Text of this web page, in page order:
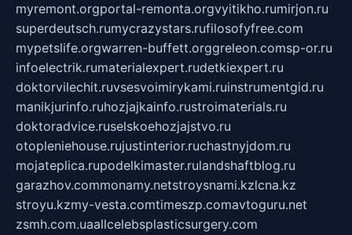
myremont.orgportal-remonta.orgvyitikho.rumirjon.ru
superdeutsch.rumycrazystars.rufilosofyfree.com
mypetslife.orgwarren-buffett.orggreleon.comsp-or.ru
infoelectrik.rumaterialexpert.rudetkiexpert.ru
doktorvilechit.ruvsesvoimirykami.ruinstrumentgid.ru
manikjurinfo.ruhozjajkainfo.rustroimaterials.ru
doktoradvice.ruselskoehozjajstvo.ru
otopleniehouse.rujustinterior.ruchastnyjdom.ru
mojateplica.rupodelkimaster.rulandshaftblog.ru
garazhov.commonamy.netstroysnami.kzlcna.kz
stroyu.kzmy-vesta.comtimeszp.comavtoguru.net
zsmh.com.uaallcelebsplasticsurgery.com